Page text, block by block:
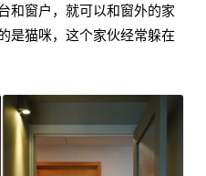
和窗户，就可以和窗外的家
是猫咪，这个家伙经常躲在